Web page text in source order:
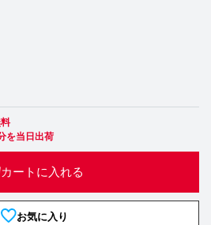
を当日出荷
カートに入れる
お気に入り